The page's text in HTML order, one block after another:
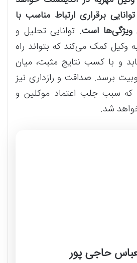
برقراری ارتباط مناسب با
ویژگی‌ها است. توانایی تحلیل و
وکیل کمک می‌کند که بتواند راه
و با کسب نتایج مثبت، میان
برسد. صداقت و رازداری نیز
سبب جلب اعتماد موکلین و
شد.
حاجی پور